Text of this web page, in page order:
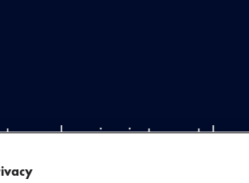
zevenkoppige instrumentale
muziek samenkwamen.